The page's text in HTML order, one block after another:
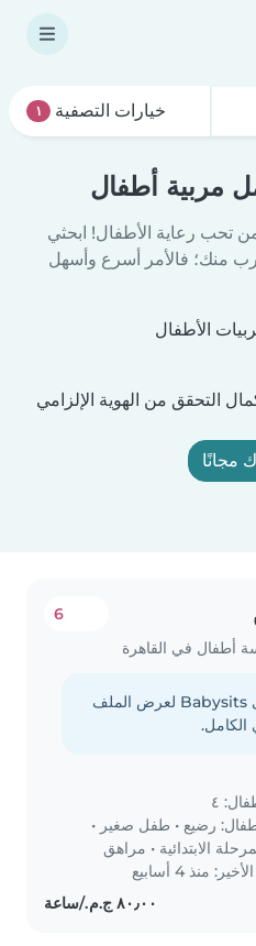
خيارات التصفية ١
مربية أطفال
تحب رعاية الأطفال! ابحثي
منك؛ فالأمر أسرع وأسهل
التحقق من الهوية الإلزامي
مجانًا
أطفال في القاهرة
6
انضم إلى Babysits لعرض الملف
٤
رضيع • طفل صغير •
الابتدائية • مراهق
منذ 4 أسابيع